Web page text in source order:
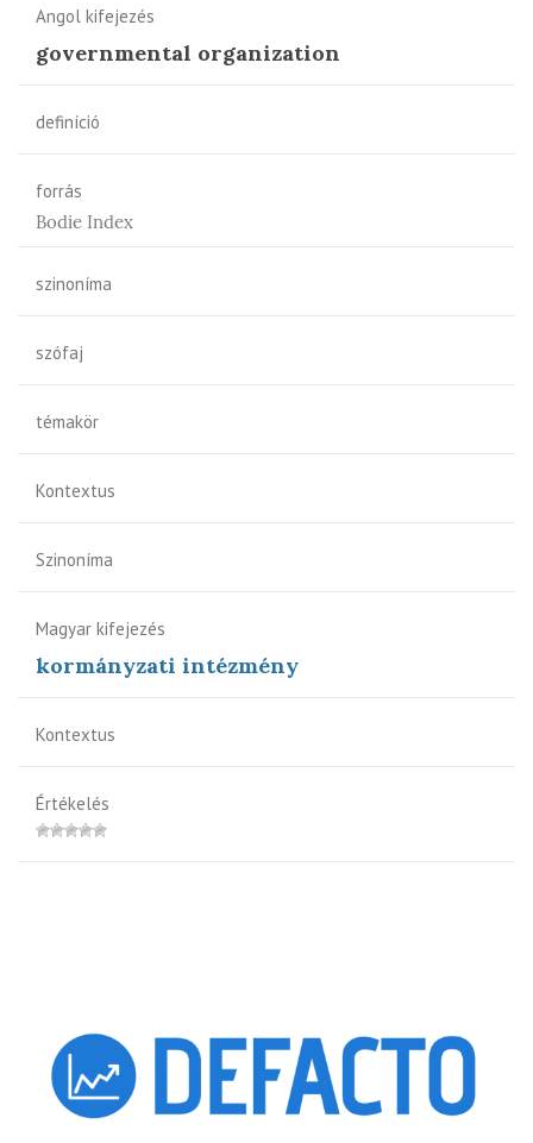
Angol kifejezés
governmental organization
definíció
forrás
Bodie Index
szinoníma
szófaj
témakör
Kontextus
Szinoníma
Magyar kifejezés
kormányzati intézmény
Kontextus
Értékelés